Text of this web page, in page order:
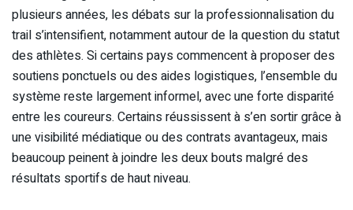
plusieurs années, les débats sur la professionnalisation du
trail s’intensifient, notamment autour de la question du statut
des athlètes. Si certains pays commencent à proposer des
soutiens ponctuels ou des aides logistiques, l’ensemble du
système reste largement informel, avec une forte disparité
entre les coureurs. Certains réussissent à s’en sortir grâce à
une visibilité médiatique ou des contrats avantageux, mais
beaucoup peinent à joindre les deux bouts malgré des
résultats sportifs de haut niveau.